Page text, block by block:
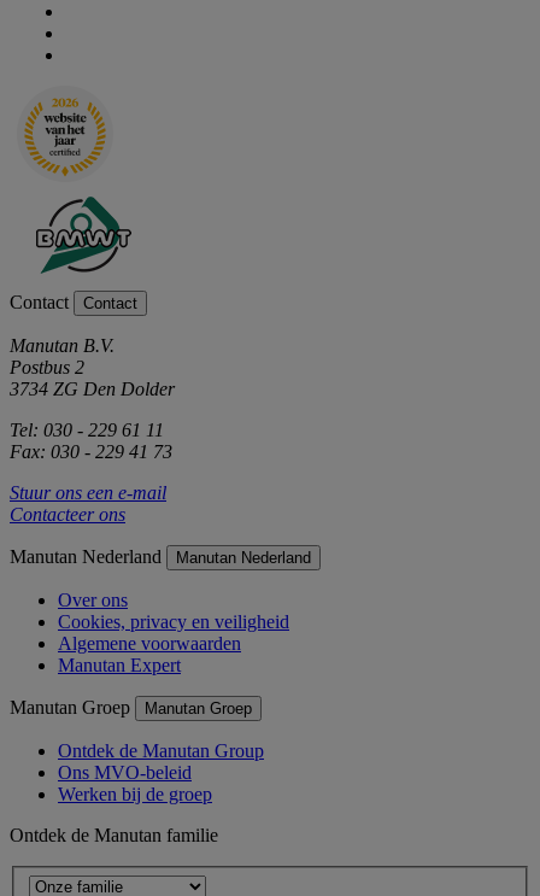
Contact Contact
Manutan B.V.
Postbus 2
3734 ZG Den Dolder
Tel: 030 - 229 61 11
Fax: 030 - 229 41 73
Stuur ons een e-mail
Contacteer ons
Manutan Nederland Manutan Nederland
Over ons
Cookies, privacy en veiligheid
Algemene voorwaarden
Manutan Expert
Manutan Groep Manutan Groep
Ontdek de Manutan Group
Ons MVO-beleid
Werken bij de groep
Ontdek de Manutan familie